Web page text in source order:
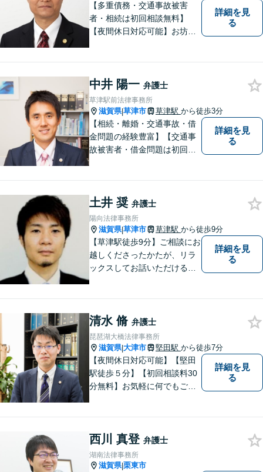
【多重債務・交通事故被害
者・相続は初回相談無料】
【夜間休日対応可能】お坊さ
の目線で敷居が低い弁護士と
して、親身にあなたの立場に
立って、ご相談に対応いたし
ます。
詳細を見
る
中井 陽一 弁護士
草津駅前法律事務所
滋賀県|草津市 草津駅 から徒歩3分
【相続・離婚・交通事故・借
金問題の経験豊富】【交通事
故被害者・借金問題は初回相
詳細を見
る
土井 奨 弁護士
陽向法律事務所
滋賀県|草津市 草津駅 から徒歩9分
【草津駅徒歩9分】ご相談にお
越しくださったかたが、リラ
ックスしてお話いただけるよ
です。 ご相談を躊躇われてい
る方もお気軽に、ご相談にい
らしてください。
詳細を見
る
清水 脩 弁護士
琵琶湖大橋法律事務所
滋賀県|大津市 堅田駅 から徒歩7分
【夜間休日対応可能】【堅田
駅徒歩５分】【初回相談料30
分無料】お気軽に何でもご相
詳細を見
る
西川 真登 弁護士
湖南法律事務所
滋賀県|栗東市